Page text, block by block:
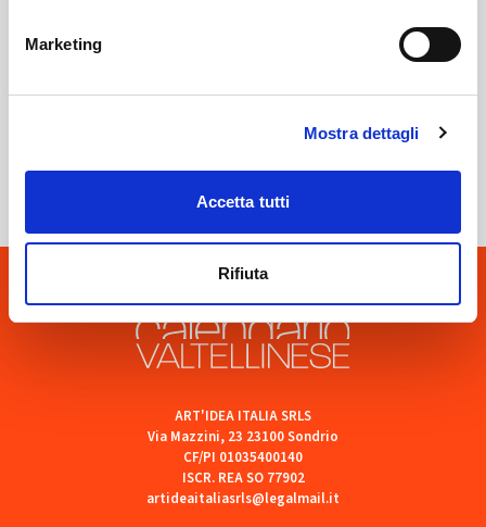
Marketing
Mostra dettagli
Accetta tutti
Rifiuta
ART'IDEA ITALIA SRLS
Via Mazzini, 23 23100 Sondrio
CF/PI 01035400140
ISCR. REA SO 77902
artideaitaliasrls@legalmail.it